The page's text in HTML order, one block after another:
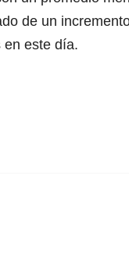
de un
en este día.